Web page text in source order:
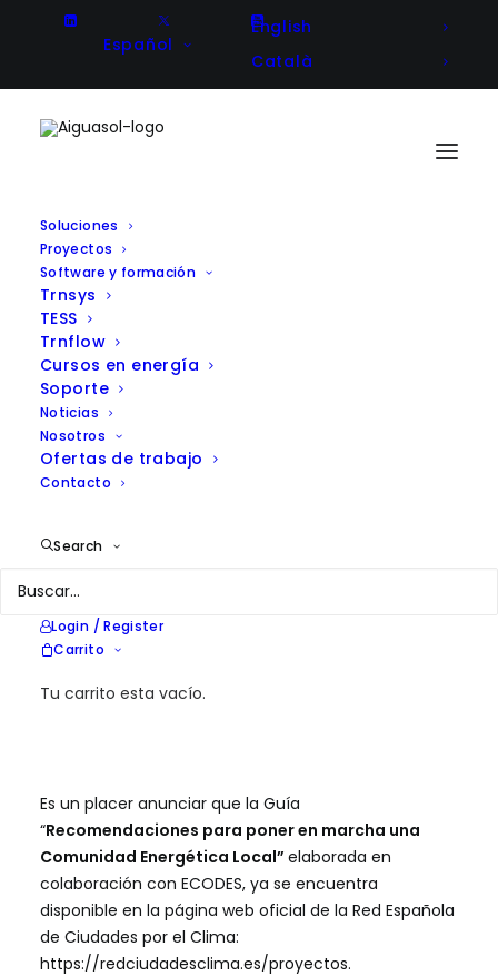
Español
English
Català
Soluciones
Proyectos
Software y formación
Trnsys
TESS
Trnflow
Cursos en energía
Soporte
Noticias
Nosotros
Ofertas de trabajo
Contacto
Search
Login / Register
Carrito
Tu carrito esta vacío.
Recomendaciones para poner en
marcha una Comunidad
Energética Local
Client
Federación Española de Municipios
Year
Location
comunidades energéticas
Es un placer anunciar que la Guía
“Recomendaciones para poner en marcha una
Comunidad Energética Local” elaborada en
colaboración con ECODES, ya se encuentra
disponible en la página web oficial de la Red Española
de Ciudades por el Clima:
https://redciudadesclima.es/proyectos.